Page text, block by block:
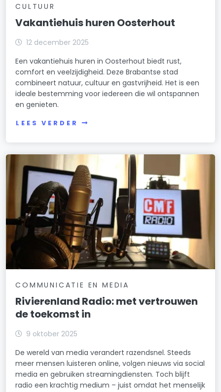
CULTUUR
Vakantiehuis huren Oosterhout
12 december 2025
Een vakantiehuis huren in Oosterhout biedt rust,
comfort en veelzijdigheid. Deze Brabantse stad
combineert natuur, cultuur en gastvrijheid. Het is een
ideale bestemming voor iedereen die wil ontspannen
en genieten.
LEES VERDER
COMMUNICATIE EN MEDIA
Rivierenland Radio: met vertrouwen
de toekomst in
9 oktober 2025
De wereld van media verandert razendsnel. Steeds
meer mensen luisteren online, volgen nieuws via social
media en gebruiken streamingdiensten. Toch blijft
radio een krachtig medium – juist omdat het menselijk